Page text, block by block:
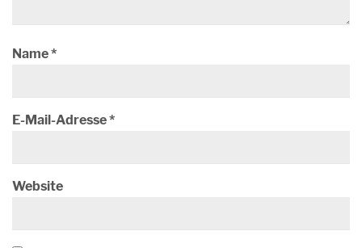
Name*
E-Mail-Adresse*
Website